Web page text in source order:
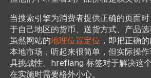
当搜索引擎为消费者提供正确的页面
于自己地区的货币、送货方式、产品选
虽然网站的地理位置定位 ，即把正确
本地市场，听起来很简单，但实际操
具挑战性。hreflang 标签对于解决这
在实施时需要格外小心。